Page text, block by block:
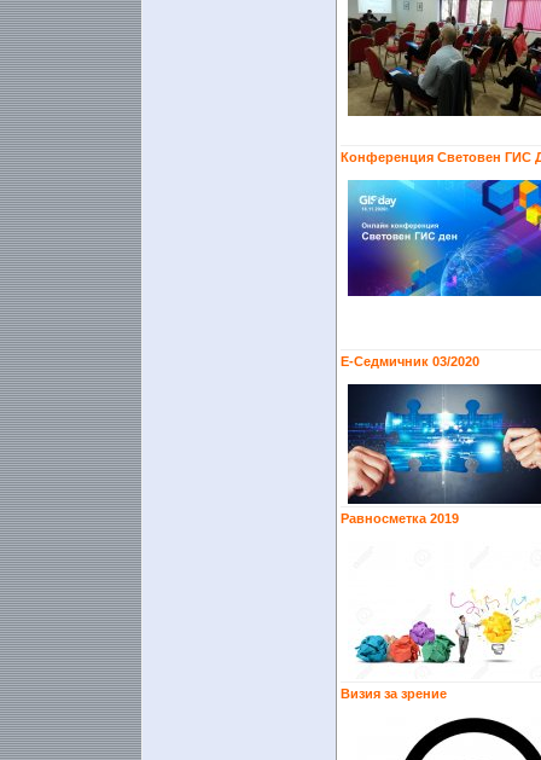
Конференция Световен ГИС
Е-Седмичник 03/2020
Равносметка 2019
Визия за зрение